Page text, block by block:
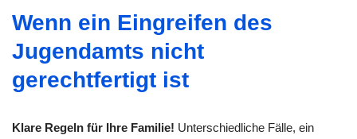
Wenn ein Eingreifen des
Jugendamts nicht
gerechtfertigt ist
Klare Regeln für Ihre Familie! Unterschiedliche Fälle, ein